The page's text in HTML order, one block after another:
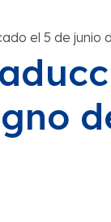
el 5 de junio